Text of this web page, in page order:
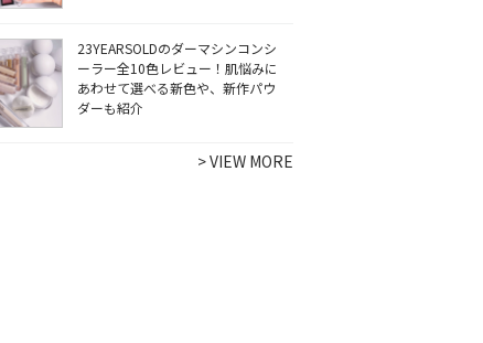
23YEARSOLDのダーマシンコンシ
ーラー全10色レビュー！肌悩みに
あわせて選べる新色や、新作パウ
ダーも紹介
>VIEW MORE